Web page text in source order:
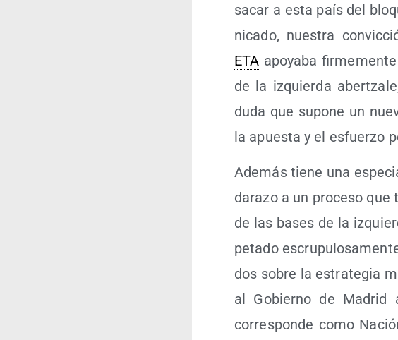
sacar a esta país del
ni­ca­do, nues­tra
ETA apo­ya­ba
de la izquier­da
duda que supo­ne un
la apues­ta y el esfuer­zo
Ade­más tie­ne una
da­ra­zo a un pro­ce­so
de las bases de la
pe­ta­do
dos sobre la estra­te­gia
al Gobierno de Madrid
corres­pon­de como